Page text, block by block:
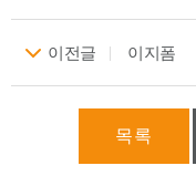
이전글 이지폼
목록